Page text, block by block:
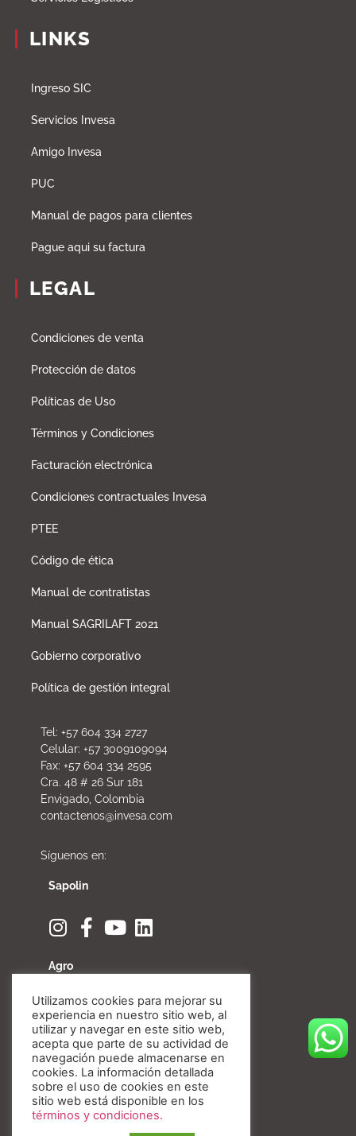
LINKS
Ingreso SIC
Servicios Invesa
Amigo Invesa
PUC
Manual de pagos para clientes
Pague aqui su factura
LEGAL
Condiciones de venta
Protección de datos
Políticas de Uso
Términos y Condiciones
Facturación electrónica
Condiciones contractuales Invesa
PTEE
Código de ética
Manual de contratistas
Manual SAGRILAFT 2021
Gobierno corporativo
Política de gestión integral
Tel: +57 604 334 2727
Celular: +57 3009109094
Fax: +57 604 334 2595
Cra. 48 # 26 Sur 181
Envigado, Colombia
contactenos@invesa.com
Síguenos en:
Sapolin
Agro
Fibratore
Utilizamos cookies para mejorar su
experiencia en nuestro sitio web, al
utilizar y navegar en este sitio web,
acepta que parte de su actividad de
navegación puede almacenarse en
cookies. La información detallada
sobre el uso de cookies en este
sitio web está disponible en los
términos y condiciones.